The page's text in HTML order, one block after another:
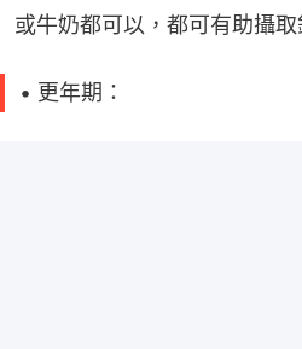
或牛奶都可以，都可有助攝取
• 更年期：